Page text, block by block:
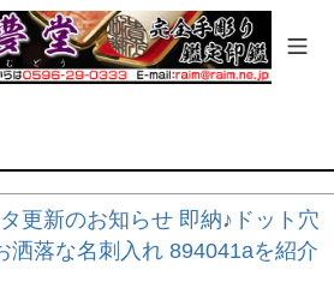
更新のお知らせ 即納♪ドット穴
洒落な名刺入れ 894041aを紹介
表示しない